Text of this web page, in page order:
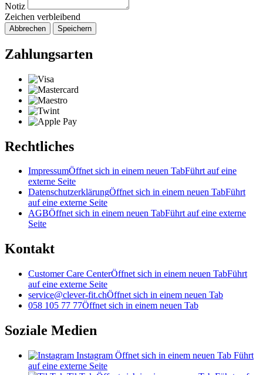
Notiz
Zeichen verbleibend
Abbrechen Speichern
Zahlungsarten
Rechtliches
ImpressumÖffnet sich in einem neuen TabFührt auf eine
externe Seite
DatenschutzerklärungÖffnet sich in einem neuen TabFührt
auf eine externe Seite
AGBÖffnet sich in einem neuen TabFührt auf eine externe
Seite
Kontakt
Customer Care CenterÖffnet sich in einem neuen TabFührt
auf eine externe Seite
service@clever-fit.chÖffnet sich in einem neuen Tab
058 105 77 77Öffnet sich in einem neuen Tab
Soziale Medien
Instagram Öffnet sich in einem neuen Tab Führt
auf eine externe Seite